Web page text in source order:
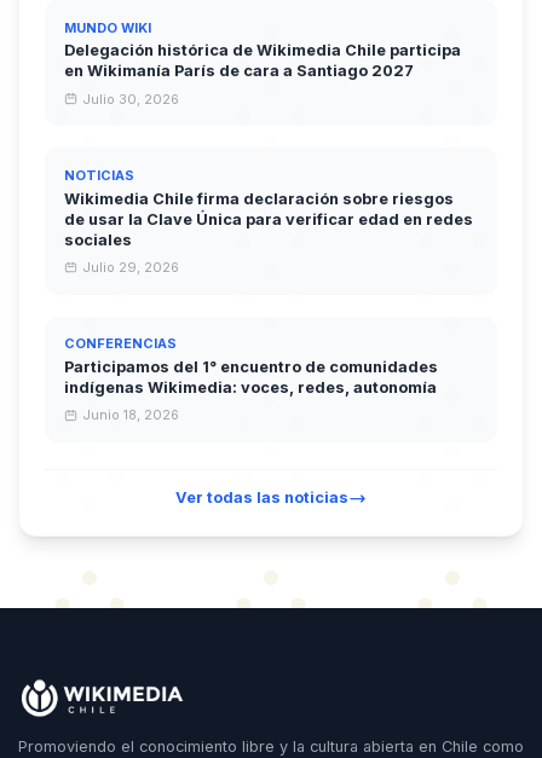
MUNDO WIKI
Delegación histórica de Wikimedia Chile participa
en Wikimanía París de cara a Santiago 2027
Julio 30, 2026
NOTICIAS
Wikimedia Chile firma declaración sobre riesgos
de usar la Clave Única para verificar edad en redes
sociales
Julio 29, 2026
CONFERENCIAS
Participamos del 1° encuentro de comunidades
indígenas Wikimedia: voces, redes, autonomía
Junio 18, 2026
Ver todas las noticias
Promoviendo el conocimiento libre y la cultura abierta en Chile como